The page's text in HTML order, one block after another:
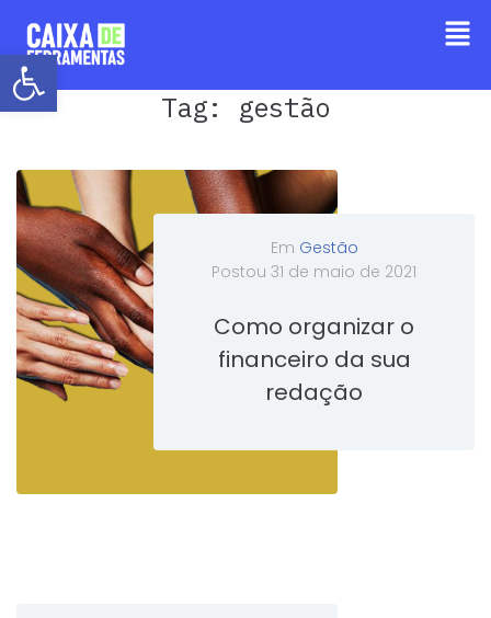
Barra de Ferramentas Aberta
Tag: gestão
Em Gestão
Postou31 de maio de 2021
Como organizar o
financeiro da sua
redação